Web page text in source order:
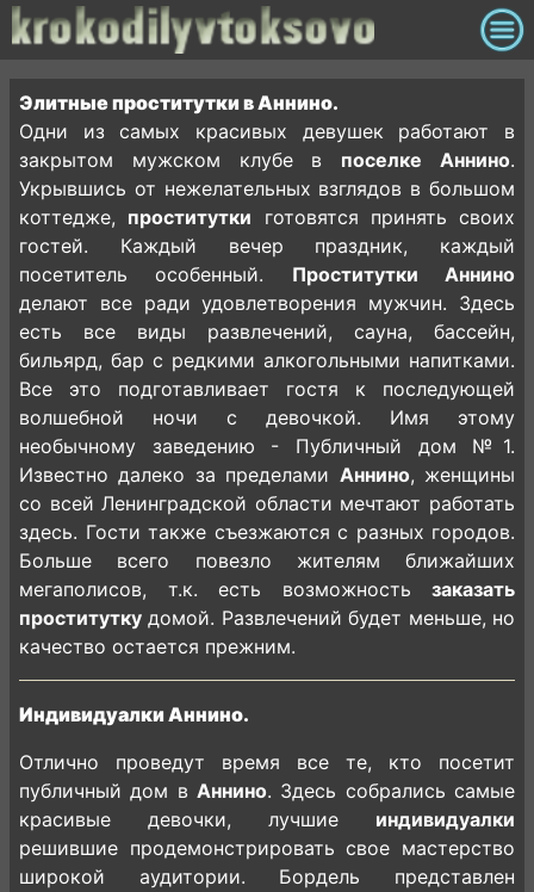
Элитные проститутки в Аннино.
Одни из самых красивых девушек работают в
закрытом мужском клубе в поселке Аннино.
Укрывшись от нежелательных взглядов в большом
коттедже, проститутки готовятся принять своих
гостей. Каждый вечер праздник, каждый
посетитель особенный. Проститутки Аннино
делают все ради удовлетворения мужчин. Здесь
есть все виды развлечений, сауна, бассейн,
бильярд, бар с редкими алкогольными напитками.
Все это подготавливает гостя к последующей
волшебной ночи с девочкой. Имя этому
необычному заведению - Публичный дом №1.
Известно далеко за пределами Аннино, женщины
со всей Ленинградской области мечтают работать
здесь. Гости также съезжаются с разных городов.
Больше всего повезло жителям ближайших
мегаполисов, т.к. есть возможность заказать
проститутку домой. Развлечений будет меньше, но
качество остается прежним.
Индивидуалки Аннино.
Отлично проведут время все те, кто посетит
публичный дом в Аннино. Здесь собрались самые
красивые девочки, лучшие индивидуалки
решившие продемонстрировать свое мастерство
широкой аудитории. Бордель представлен